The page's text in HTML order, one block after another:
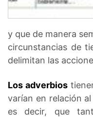
y que de manera
circunstancias de
delimitan las
Los adverbios
varían en relación
es decir, que